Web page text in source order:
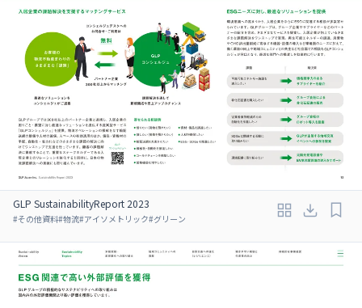
GLP SustainabilityReport 2023
#その他資料#物流#アイソメトリック#グリーン